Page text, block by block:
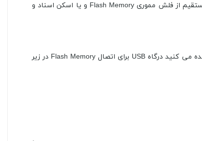
علاوه بر روشن کردن دستگاه Wake-up ، خدمات بی نیاز به رایانه، مانند کپی و پرینت مستقیم از فلش مموری Flash Memory و یا اسکن اسناد و
ذخیره ی آن ها در فلش مموری، کنترل پنل دستگاه به شما اجازه می دهد تا به صدها برنامه ی HP متصل شوید.همان طور که در عکس مشاهده می کنید درگاه USB برای اتصال Flash Memory در زیر